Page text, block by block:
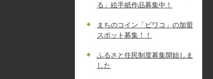
る」絵手紙作品募集中！
まちのコイン「ビワコ」の加盟
スポット募集！！
ふるさと住民制度募集開始しま
した